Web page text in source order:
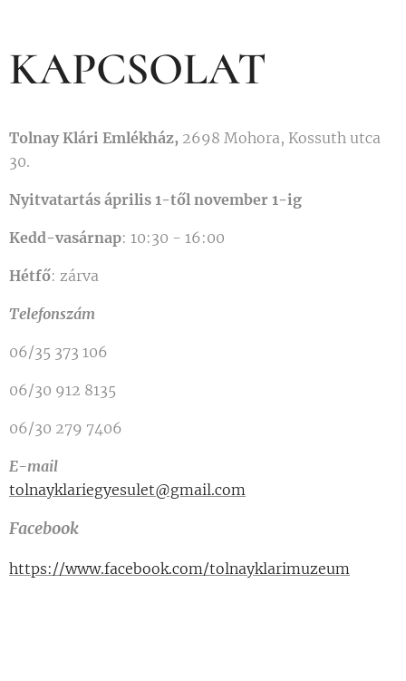
KAPCSOLAT
Tolnay Klári Emlékház, 2698 Mohora, Kossuth utca
30.
Nyitvatartás április 1-től november 1-ig
Kedd-vasárnap: 10:30 - 16:00
Hétfő: zárva
Telefonszám
06/35 373 106
06/30 912 8135
06/30 279 7406
E-mail
tolnayklariegyesulet@gmail.com
Facebook
https://www.facebook.com/tolnayklarimuzeum